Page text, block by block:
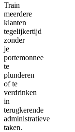
Train
meerdere
klanten
tegelijkertijd
zonder
je
portemonnee
te
plunderen
of te
verdrinken
in
terugkerende
administratieve
taken.